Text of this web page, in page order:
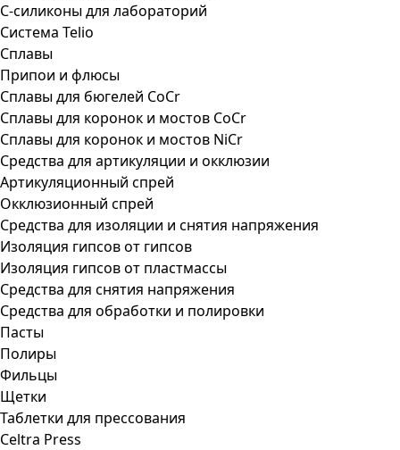
С-силиконы для лабораторий
Система Telio
Сплавы
Припои и флюсы
Сплавы для бюгелей CoCr
Сплавы для коронок и мостов CoCr
Сплавы для коронок и мостов NiCr
Средства для артикуляции и окклюзии
Артикуляционный спрей
Окклюзионный спрей
Средства для изоляции и снятия напряжения
Изоляция гипсов от гипсов
Изоляция гипсов от пластмассы
Средства для снятия напряжения
Средства для обработки и полировки
Пасты
Полиры
Фильцы
Щетки
Таблетки для прессования
Celtra Press